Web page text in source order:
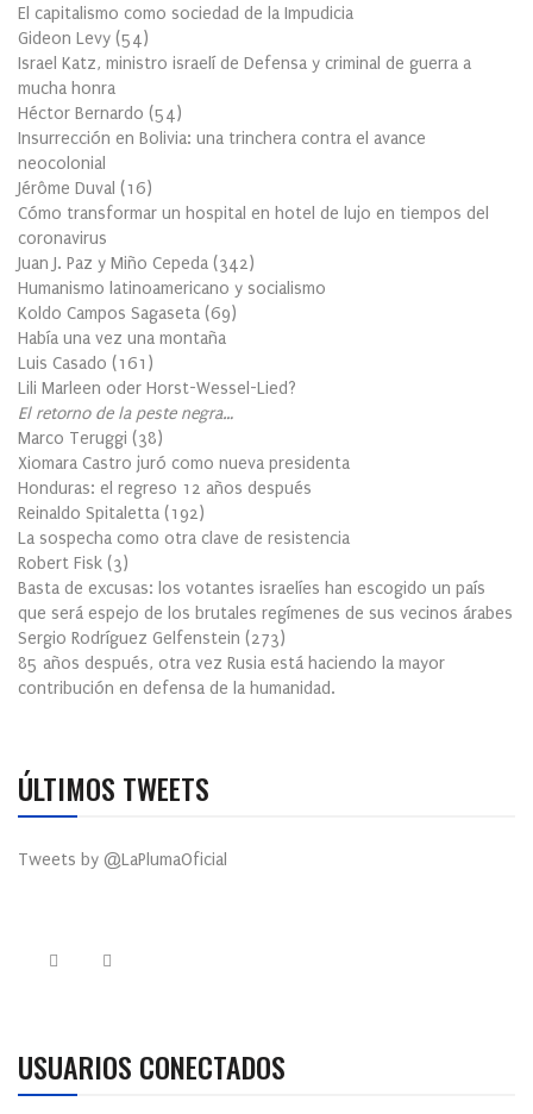
El capitalismo como sociedad de la Impudicia
Gideon Levy (54)
Israel Katz, ministro israelí de Defensa y criminal de guerra a
mucha honra
Héctor Bernardo (54)
Insurrección en Bolivia: una trinchera contra el avance
neocolonial
Jérôme Duval (16)
Cómo transformar un hospital en hotel de lujo en tiempos del
coronavirus
Juan J. Paz y Miño Cepeda (342)
Humanismo latinoamericano y socialismo
Koldo Campos Sagaseta (69)
Había una vez una montaña
Luis Casado (161 )
Lili Marleen oder Horst-Wessel-Lied?
El retorno de la peste negra…
Marco Teruggi (38)
Xiomara Castro juró como nueva presidenta
Honduras: el regreso 12 años después
Reinaldo Spitaletta (192)
La sospecha como otra clave de resistencia
Robert Fisk (3)
Basta de excusas: los votantes israelíes han escogido un país
que será espejo de los brutales regímenes de sus vecinos árabes
Sergio Rodríguez Gelfenstein (273)
85 años después, otra vez Rusia está haciendo la mayor
contribución en defensa de la humanidad.
ÚLTIMOS TWEETS
Tweets by @LaPlumaOficial
USUARIOS CONECTADOS